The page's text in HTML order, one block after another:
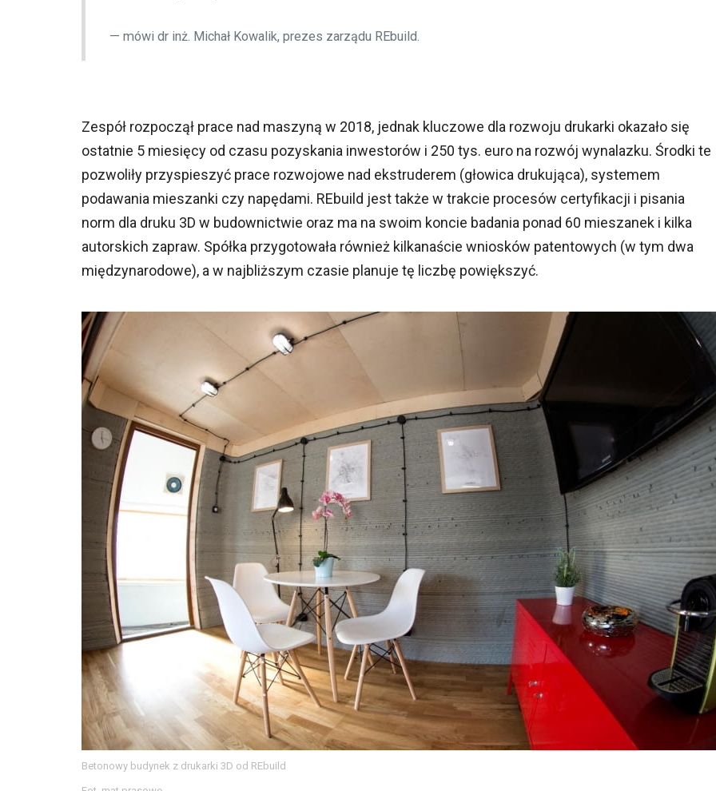
mówi dr inż. Michał Kowalik, prezes zarządu REbuild.
Zespół rozpoczął prace nad maszyną w 2018, jednak kluczowe dla rozwoju drukarki okazało się
ostatnie 5 miesięcy od czasu pozyskania inwestorów i 250 tys. euro na rozwój wynalazku. Środki te
pozwoliły przyspieszyć prace rozwojowe nad ekstruderem (głowica drukująca), systemem
podawania mieszanki czy napędami. REbuild jest także w trakcie procesów certyfikacji i pisania
norm dla druku 3D w budownictwie oraz ma na swoim koncie badania ponad 60 mieszanek i kilka
autorskich zapraw. Spółka przygotowała również kilkanaście wniosków patentowych (w tym dwa
międzynarodowe), a w najbliższym czasie planuje tę liczbę powiększyć.
Betonowy budynek z drukarki 3D od REbuild